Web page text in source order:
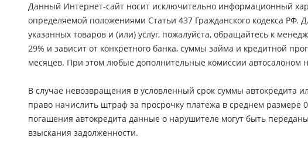
Данный Интернет-сайт носит исключительно информационный
определяемой положениями Статьи 437 Гражданского кодекса
указанных товаров и (или) услуг, пожалуйста, обращайтесь к
29% и зависит от конкретного банка, суммы займа и кредитной
месяцев. При этом любые дополнительные комиссии автосалоном
В случае невозвращения в условленный срок суммы автокредита
право начислить штраф за просрочку платежа в среднем
погашения автокредита данные о нарушителе могут быть
взыскания задолженности.